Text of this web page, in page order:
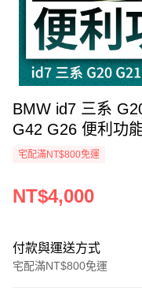
BMW id7 三系
G42 G26 便利功
宅配滿NT$800免運
NT$4,000
付款與運送方式
宅配滿NT$800免運